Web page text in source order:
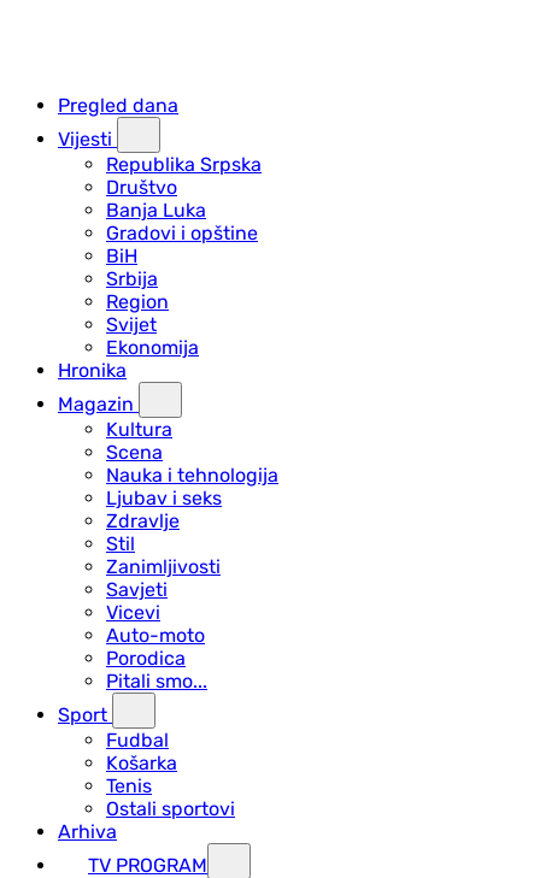
Pregled dana
Vijesti
Republika Srpska
Društvo
Banja Luka
Gradovi i opštine
BiH
Srbija
Region
Svijet
Ekonomija
Hronika
Magazin
Kultura
Scena
Nauka i tehnologija
Ljubav i seks
Zdravlje
Stil
Zanimljivosti
Savjeti
Vicevi
Auto-moto
Porodica
Pitali smo...
Sport
Fudbal
Košarka
Tenis
Ostali sportovi
Arhiva
TV PROGRAM